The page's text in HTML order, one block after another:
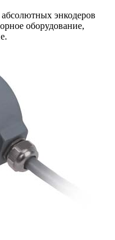
энкодеров
оборудование,